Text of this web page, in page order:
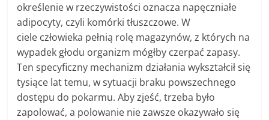
określenie w rzeczywistości oznacza napęczniałe
adipocyty, czyli komórki tłuszczowe. W
ciele człowieka pełnią rolę magazynów, z których na
wypadek głodu organizm mógłby czerpać zapasy.
Ten specyficzny mechanizm działania wykształcił się
tysiące lat temu, w sytuacji braku powszechnego
dostępu do pokarmu. Aby zjeść, trzeba było
zapolować, a polowanie nie zawsze okazywało się